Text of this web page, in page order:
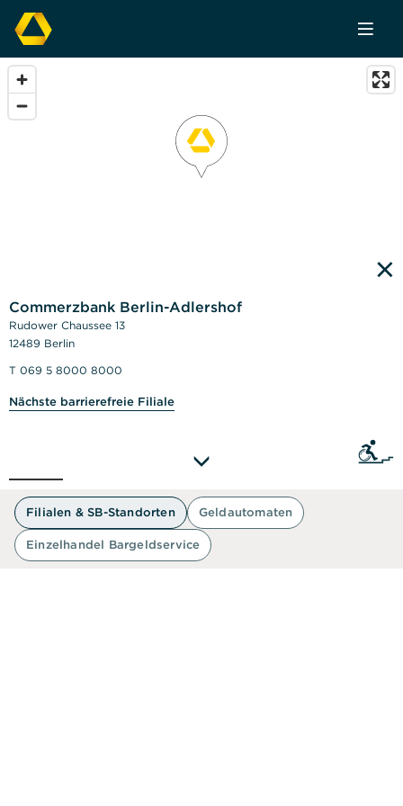
×
Commerzbank Berlin-Adlershof
Sie
Rudower Chaussee 13
12489 Berlin
T 069 5 8000 8000
Nächste barrierefreie Filiale
Filialen & SB-Standorten Geldautomaten
Einzelhandel Bargeldservice